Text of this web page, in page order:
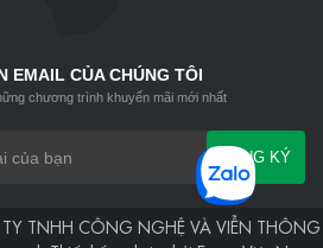
EMAIL CỦA CHÚNG TÔI
chương trình khuyến mãi mới nhất
ĐĂNG KÝ
TNHH CÔNG NGHỆ VÀ VIỄN THÔNG